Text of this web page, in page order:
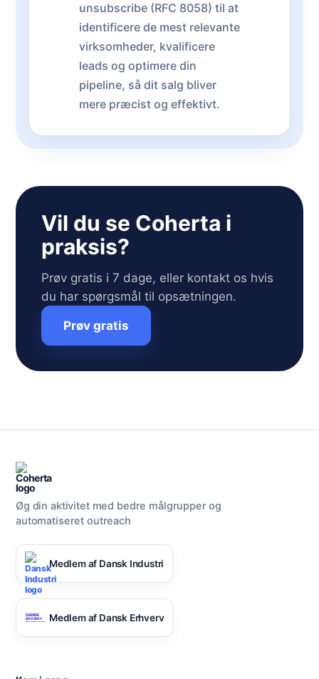
unsubscribe (RFC 8058) til at
identificere de mest relevante
virksomheder, kvalificere
leads og optimere din
pipeline, så dit salg bliver
mere præcist og effektivt.
Vil du se Coherta i
praksis?
Prøv gratis i 7 dage, eller kontakt os hvis
du har spørgsmål til opsætningen.
Prøv gratis
Øg din aktivitet med bedre målgrupper og
automatiseret outreach
Medlem af Dansk Industri
Medlem af Dansk Erhverv